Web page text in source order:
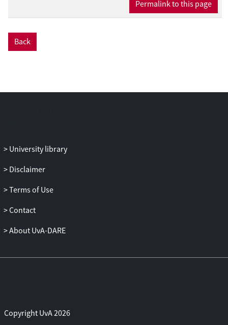
Permalink to this page
Back
University library
Disclaimer
Terms of Use
Contact
About UvA-DARE
Copyright UvA 2026